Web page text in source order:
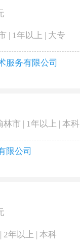
| 1年以上 | 大专
服务有限公司
林市 | 1年以上 | 本科
限公司
2年以上 | 本科